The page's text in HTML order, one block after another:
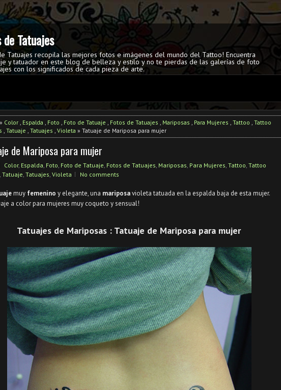
de Tatuajes
Tatuajes recopila las mejores fotos e imágenes del mundo del Tattoo! Encuentra
y tatuador en este blog de belleza y estilo y no te pierdas de las galerías de foto
con los significados de cada pieza de arte.
» Color , Espalda , Foto , Foto de Tatuaje , Fotos de Tatuajes , Mariposas , Para Mujeres , Tattoo , Tattoo
, Tatuaje , Tatuajes , Violeta » Tatuaje de Mariposa para mujer
de Mariposa para mujer
Color, Espalda, Foto, Foto de Tatuaje, Fotos de Tatuajes, Mariposas, Para Mujeres, Tattoo, Tattoo
, Tatuaje, Tatuajes, Violeta No comments
muy femenino y elegante, una mariposavioleta tatuada en la espalda baja de esta mujer.
a color para mujeres muy coqueto y sensual!
Tatuajes de Mariposas : Tatuaje de Mariposa para mujer